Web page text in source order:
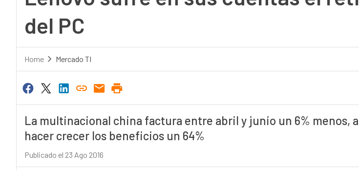
del PC
Home Mercado TI
La multinacional china factura entre abril y junio un 6% menos,
hacer crecer los beneficios un 64%
Publicado el 23 Ago 2016